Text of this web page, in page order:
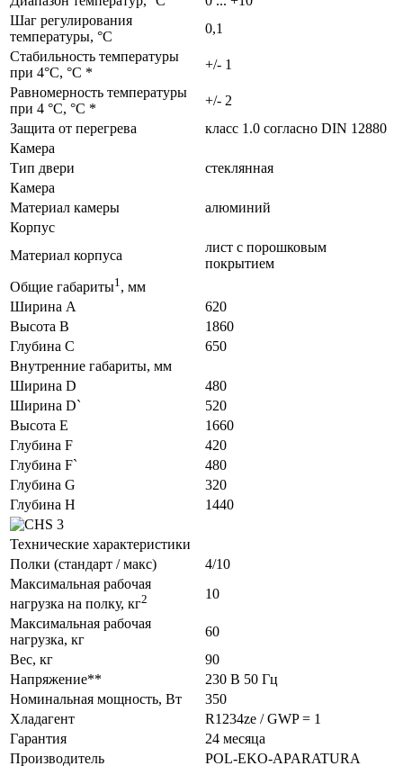
Шаг регулирования
температуры, °C
0,1
Стабильность температуры
при 4°C, °C *
+/- 1
Равномерность температуры
при 4 °C, °C *
+/- 2
Защита от перегрева
класс 1.0 согласно DIN 12880
Камера
Тип двери
стеклянная
Камера
Материал камеры
алюминий
Корпус
Материал корпуса
лист с порошковым
покрытием
Общие габариты1, мм
Ширина A
620
Высота B
1860
Глубина C
650
Внутренние габариты, мм
Ширина D
480
Ширина D`
520
Высота E
1660
Глубина F
420
Глубина F`
480
Глубина G
320
Глубина H
1440
Технические характеристики
Полки (стандарт / макс)
4/10
Максимальная рабочая
нагрузка на полку, кг2
10
Максимальная рабочая
нагрузка, кг
60
Вес, кг
90
Напряжение**
230 В 50 Гц
Номинальная мощность, Вт
350
Хладагент
R1234ze / GWP = 1
Гарантия
24 месяца
Производитель
POL-EKO-APARATURA